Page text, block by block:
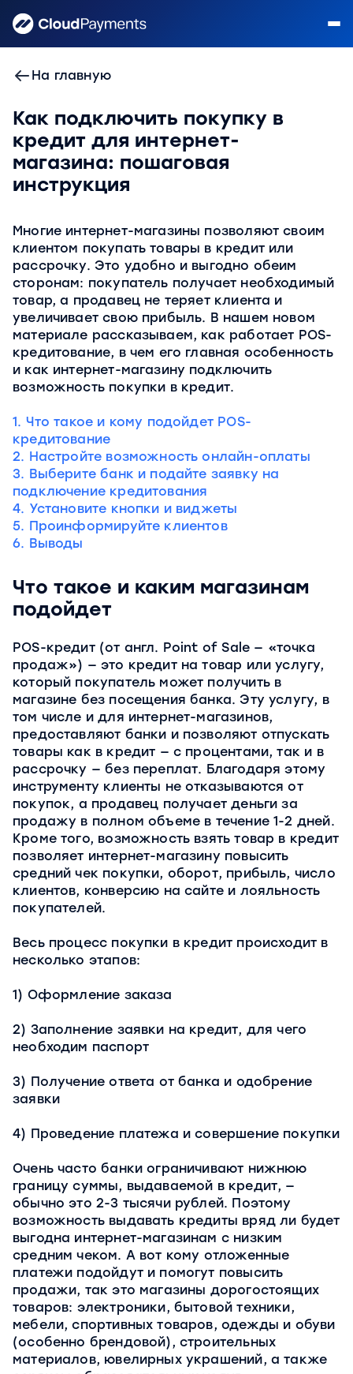
На главную
Как подключить покупку в
кредит для интернет-
магазина: пошаговая
инструкция
Многие интернет-магазины позволяют своим
клиентом покупать товары в кредит или
рассрочку. Это удобно и выгодно обеим
сторонам: покупатель получает необходимый
товар, а продавец не теряет клиента и
увеличивает свою прибыль. В нашем новом
материале рассказываем, как работает POS-
кредитование, в чем его главная особенность
и как интернет-магазину подключить
возможность покупки в кредит.
1. Что такое и кому подойдет POS-
кредитование
2. Настройте возможность онлайн-оплаты
3. Выберите банк и подайте заявку на
подключение кредитования
4. Установите кнопки и виджеты
5. Проинформируйте клиентов
6. Выводы
Что такое и каким магазинам
подойдет
POS-кредит (от англ. Point of Sale — «точка
продаж») — это кредит на товар или услугу,
который покупатель может получить в
магазине без посещения банка. Эту услугу, в
том числе и для интернет-магазинов,
предоставляют банки и позволяют отпускать
товары как в кредит — с процентами, так и в
рассрочку — без переплат. Благодаря этому
инструменту клиенты не отказываются от
покупок, а продавец получает деньги за
продажу в полном объеме в течение 1-2 дней.
Кроме того, возможность взять товар в кредит
позволяет интернет-магазину повысить
средний чек покупки, оборот, прибыль, число
клиентов, конверсию на сайте и лояльность
покупателей.
Весь процесс покупки в кредит происходит в
несколько этапов:
1) Оформление заказа
2) Заполнение заявки на кредит, для чего
необходим паспорт
3) Получение ответа от банка и одобрение
заявки
4) Проведение платежа и совершение покупки
Очень часто банки ограничивают нижнюю
границу суммы, выдаваемой в кредит, —
обычно это 2-3 тысячи рублей. Поэтому
возможность выдавать кредиты вряд ли будет
выгодна интернет-магазинам с низким
средним чеком. А вот кому отложенные
платежи подойдут и помогут повысить
продажи, так это магазины дорогостоящих
товаров: электроники, бытовой техники,
мебели, спортивных товаров, одежды и обуви
(особенно брендовой), строительных
материалов, ювелирных украшений, а также